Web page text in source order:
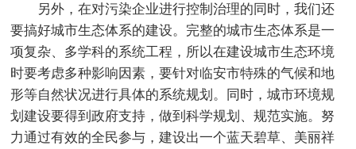
另外，在对污染企业进行控制治理的同时，我们还
要搞好城市生态体系的建设。完整的城市生态体系是一
项复杂、多学科的系统工程，所以在建设城市生态环境
时要考虑多种影响因素，要针对临安市特殊的气候和地
形等自然状况进行具体的系统规划。同时，城市环境规
划建设要得到政府支持，做到科学规划、规范实施。努
力通过有效的全民参与，建设出一个蓝天碧草、美丽祥